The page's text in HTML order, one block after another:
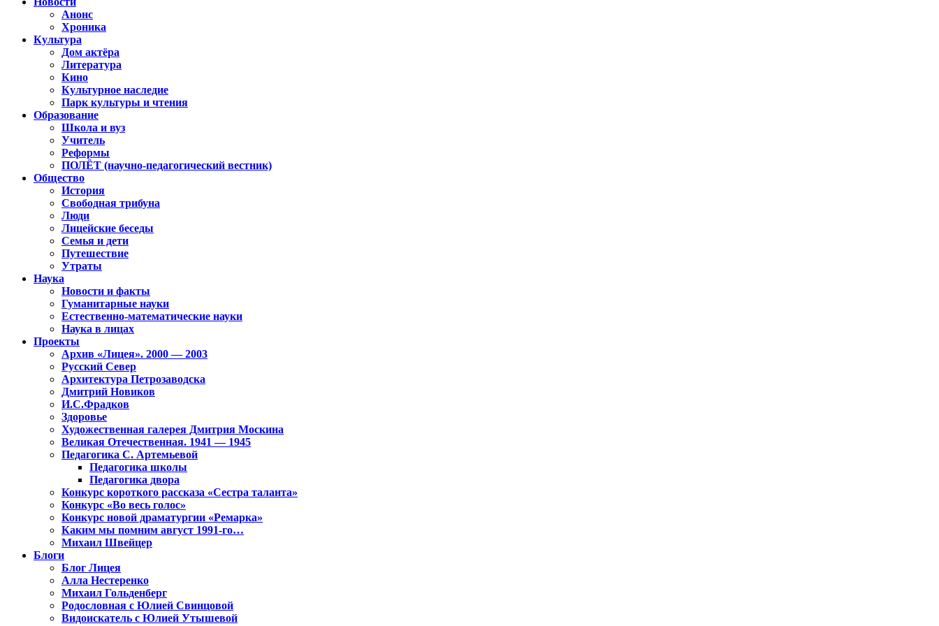
Анонс
Хроника
Культура
Дом актёра
Литература
Кино
Культурное наследие
Парк культуры и чтения
Образование
Школа и вуз
Учитель
Реформы
ПОЛЁТ (научно-педагогический вестник)
Общество
История
Свободная трибуна
Люди
Лицейские беседы
Семья и дети
Путешествие
Утраты
Наука
Новости и факты
Гуманитарные науки
Естественно-математические науки
Наука в лицах
Проекты
Архив «Лицея». 2000 — 2003
Русский Север
Архитектура Петрозаводска
Дмитрий Новиков
И.С.Фрадков
Здоровье
Художественная галерея Дмитрия Москина
Великая Отечественная. 1941 — 1945
Педагогика С. Артемьевой
Педагогика школы
Педагогика двора
Конкурс короткого рассказа «Сестра таланта»
Конкурс «Во весь голос»
Конкурс новой драматургии «Ремарка»
Каким мы помним август 1991-го…
Михаил Швейцер
Блоги
Блог Лицея
Алла Нестеренко
Михаил Гольденберг
Родословная с Юлией Свинцовой
Видоискатель с Юлией Утышевой